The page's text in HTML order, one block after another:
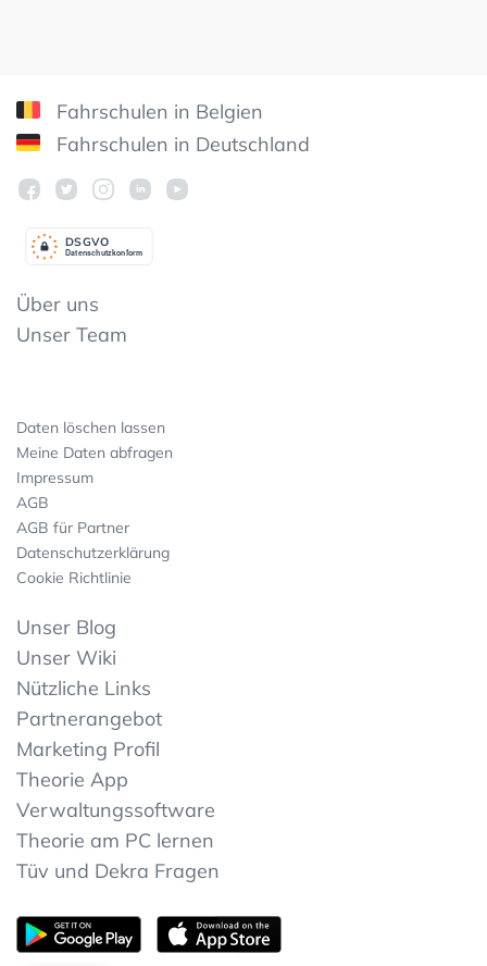
Fahrschulen in Belgien
Fahrschulen in Deutschland
Datenschutzkonform
DSGVO
Über uns
Unser Team
Daten löschen lassen
Meine Daten abfragen
Impressum
AGB
AGB für Partner
Datenschutzerklärung
Cookie Richtlinie
Unser Blog
Unser Wiki
Nützliche Links
Partnerangebot
Marketing Profil
Theorie App
Verwaltungssoftware
Theorie am PC lernen
Tüv und Dekra Fragen